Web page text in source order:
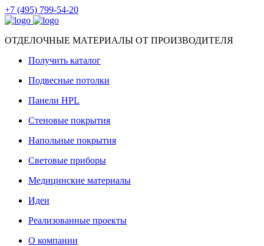
+7 (495) 799-54-20
ОТДЕЛОЧНЫЕ МАТЕРИАЛЫ ОТ ПРОИЗВОДИТЕЛЯ
Получить каталог
Подвесные потолки
Панели HPL
Стеновые покрытия
Напольные покрытия
Световые приборы
Медицинские материалы
Идеи
Реализованные проекты
О компании